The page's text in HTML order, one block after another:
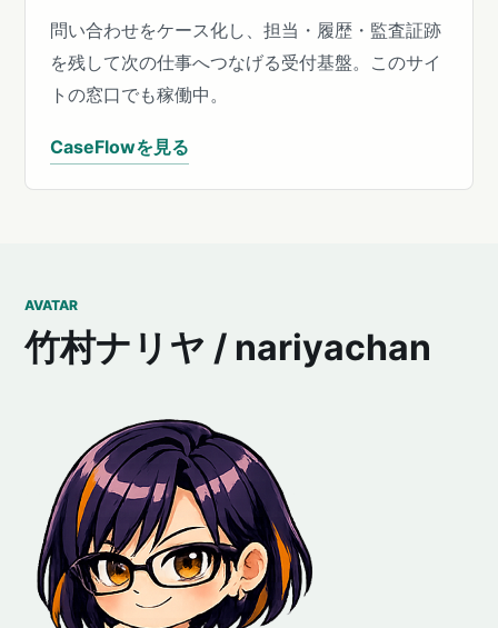
問い合わせをケース化し、担当・履歴・監査証跡
を残して次の仕事へつなげる受付基盤。このサイ
トの窓口でも稼働中。
CaseFlowを見る
AVATAR
竹村ナリヤ / nariyachan